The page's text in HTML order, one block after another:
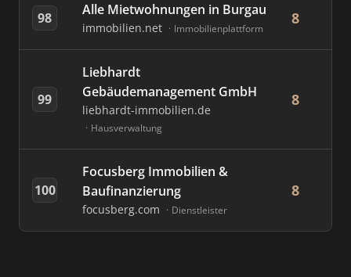
98 Alle Mietwohnungen in Burgau
immobilien.net Immobilienplattform
8
99
Liebhardt
Gebäudemanagement GmbH
liebhardt-immobilien.de
Hausverwaltung
8
100
Focusberg Immobilien &
Baufinanzierung
focusberg.com Dienstleister
8